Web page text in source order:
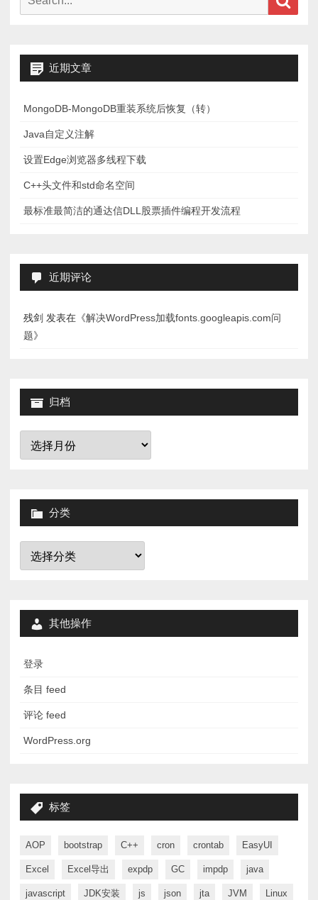
近期文章
MongoDB-MongoDB重装系统后恢复（转）
Java自定义注解
设置Edge浏览器多线程下载
C++头文件和std命名空间
最标准最简洁的通达信DLL股票插件编程开发流程
近期评论
残剑 发表在《解决WordPress加载fonts.googleapis.com问
题》
归档
归
分类
分
其他操作
登录
条目 feed
评论 feed
WordPress.org
标签
AOP bootstrap C++ cron crontab EasyUI
Excel Excel导出 expdp GC impdp java
javascript JDK安装 js json jta JVM Linux